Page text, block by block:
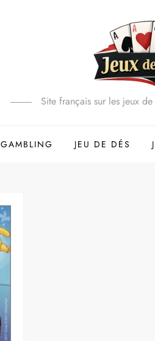
Site français sur les jeux
GAMBLING JEU DE DÉS